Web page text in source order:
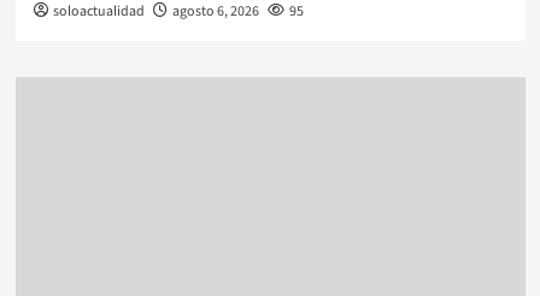
soloactualidad agosto 6, 2026 95